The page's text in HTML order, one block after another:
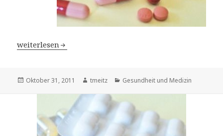
Medikamente gegen alle HIV-Typen wirksam –
weiterlesen
Veröffentlicht
Oktober 31, 2011 Autor
tmeitz Kategorien
Gesundheit und Medizin